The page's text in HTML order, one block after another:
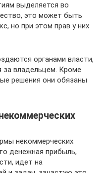
выделяется во
это может быть
но при этом прав у них
органами власти,
за владельцем. Кроме
решения они обязаны
некоммерческих
денежная прибыль,
идет на